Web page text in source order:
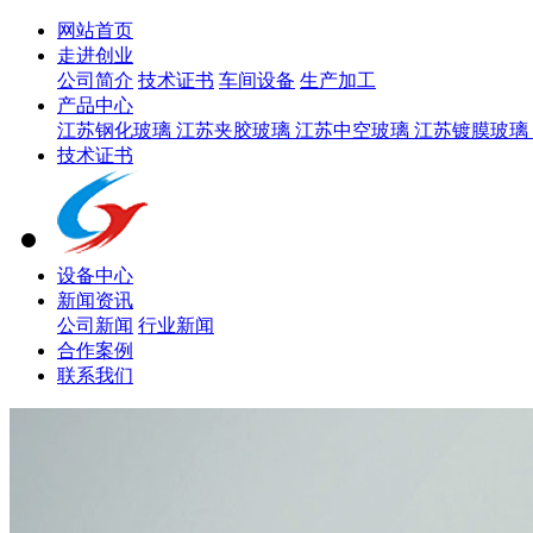
网站首页
走进创业
公司简介 技术证书 车间设备 生产加工
产品中心
江苏钢化玻璃 江苏夹胶玻璃 江苏中空玻璃 江苏镀膜玻璃
技术证书
设备中心
新闻资讯
公司新闻 行业新闻
合作案例
联系我们